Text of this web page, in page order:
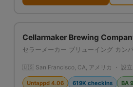
Cellarmaker Brewing
セラーメーカー ブリューイング カン
🇺🇸 San Francisco, CA, アメリカ ・ 設
Untappd 4.06 619K checkins BA